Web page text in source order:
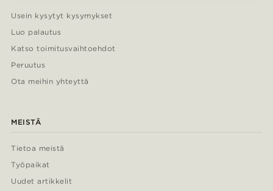
Usein kysytyt kysymykset
Luo palautus
Katso toimitusvaihtoehdot
Peruutus
Ota meihin yhteyttä
MEISTÄ
Tietoa meistä
Työpaikat
Uudet artikkelit